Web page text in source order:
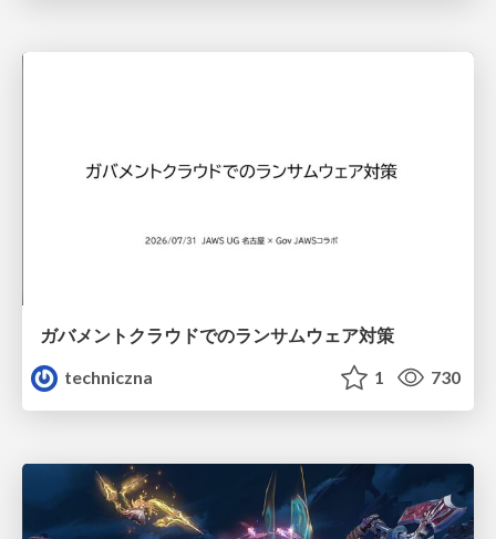
ガバメントクラウドでのランサムウェア対策
techniczna
1 730